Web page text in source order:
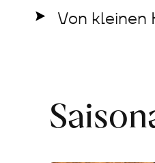
Von kleinen